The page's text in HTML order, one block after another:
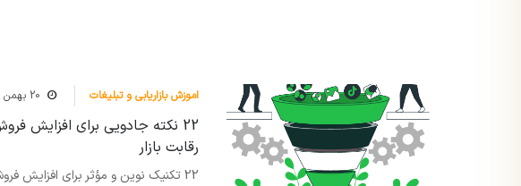
اموزش بازاریابی و تبلیغات 20 بهمن 1403
22 نکته جادویی برای
رقابت بازار
22 تکنیک نوین و مؤثر برای افزایش